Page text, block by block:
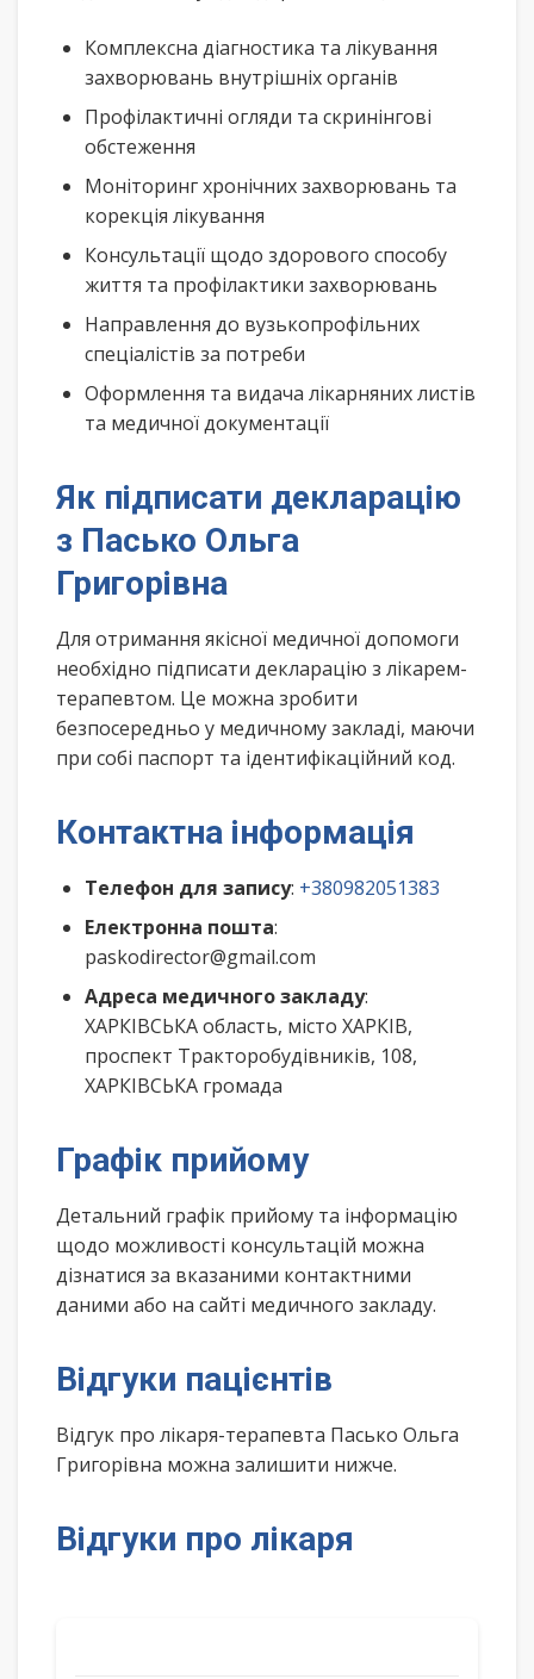
Комплексна діагностика та лікування
захворювань внутрішніх органів
Профілактичні огляди та скринінгові
обстеження
Моніторинг хронічних захворювань та
корекція лікування
Консультації щодо здорового способу
життя та профілактики захворювань
Направлення до вузькопрофільних
спеціалістів за потреби
Оформлення та видача лікарняних листів
та медичної документації
Як підписати декларацію
з Пасько Ольга
Григорівна
Для отримання якісної медичної допомоги
необхідно підписати декларацію з лікарем-
терапевтом. Це можна зробити
безпосередньо у медичному закладі, маючи
при собі паспорт та ідентифікаційний код.
Контактна інформація
Телефон для запису: +380982051383
Електронна пошта:
paskodirector@gmail.com
Адреса медичного закладу:
ХАРКІВСЬКА область, місто ХАРКІВ,
проспект Тракторобудівників, 108,
ХАРКІВСЬКА громада
Графік прийому
Детальний графік прийому та інформацію
щодо можливості консультацій можна
дізнатися за вказаними контактними
даними або на сайті медичного закладу.
Відгуки пацієнтів
Відгук про лікаря-терапевта Пасько Ольга
Григорівна можна залишити нижче.
Відгуки про лікаря